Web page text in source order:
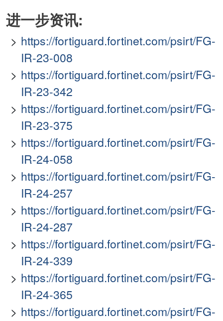
进一步资讯:
https://fortiguard.fortinet.com/psirt/FG-
IR-23-008
https://fortiguard.fortinet.com/psirt/FG-
IR-23-342
https://fortiguard.fortinet.com/psirt/FG-
IR-23-375
https://fortiguard.fortinet.com/psirt/FG-
IR-24-058
https://fortiguard.fortinet.com/psirt/FG-
IR-24-257
https://fortiguard.fortinet.com/psirt/FG-
IR-24-287
https://fortiguard.fortinet.com/psirt/FG-
IR-24-339
https://fortiguard.fortinet.com/psirt/FG-
IR-24-365
https://fortiguard.fortinet.com/psirt/FG-